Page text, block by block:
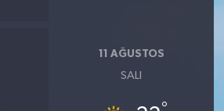
11 AĞUSTOS
SALI